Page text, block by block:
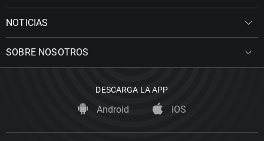
NOTICIAS
SOBRE NOSOTROS
DESCARGA LA APP
Android iOS